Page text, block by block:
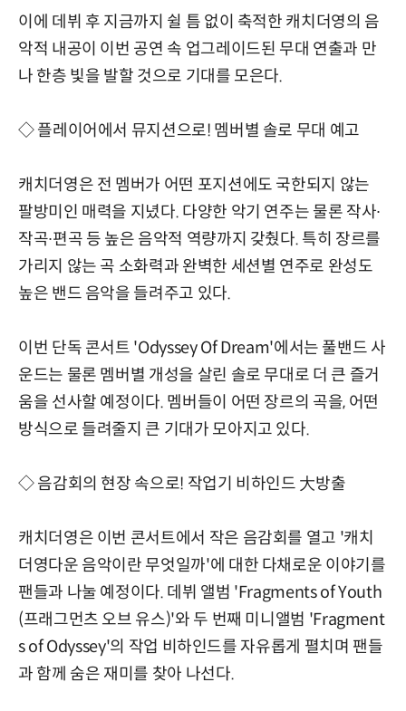
이에 데뷔 후 지금까지 쉴 틈 없이 축적한 캐치더영의 음
악적 내공이 이번 공연 속 업그레이드된 무대 연출과 만
나 한층 빛을 발할 것으로 기대를 모은다.
◇ 플레이어에서 뮤지션으로! 멤버별 솔로 무대 예고
캐치더영은 전 멤버가 어떤 포지션에도 국한되지 않는
팔방미인 매력을 지녔다. 다양한 악기 연주는 물론 작사∙
작곡∙편곡 등 높은 음악적 역량까지 갖췄다. 특히 장르를
가리지 않는 곡 소화력과 완벽한 세션별 연주로 완성도
높은 밴드 음악을 들려주고 있다.
이번 단독 콘서트 'Odyssey Of Dream'에서는 풀밴드 사
운드는 물론 멤버별 개성을 살린 솔로 무대로 더 큰 즐거
움을 선사할 예정이다. 멤버들이 어떤 장르의 곡을, 어떤
방식으로 들려줄지 큰 기대가 모아지고 있다.
◇ 음감회의 현장 속으로! 작업기 비하인드 大방출
캐치더영은 이번 콘서트에서 작은 음감회를 열고 '캐치
더영다운 음악이란 무엇일까'에 대한 다채로운 이야기를
팬들과 나눌 예정이다. 데뷔 앨범 'Fragments of Youth
(프래그먼츠 오브 유스)'와 두 번째 미니앨범 'Fragment
s of Odyssey'의 작업 비하인드를 자유롭게 펼치며 팬들
과 함께 숨은 재미를 찾아 나선다.